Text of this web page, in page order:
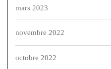
mars 2023
novembre 2022
octobre 2022